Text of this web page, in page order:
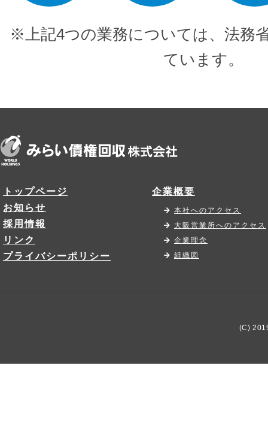
※上記4つの業務については、法務
ています。
トップページ
お知らせ
採用情報
リンク
プライバシーポリシー
企業概要
本社へのアクセス
大阪営業所へのアクセス
企業理念
組織図
(C)